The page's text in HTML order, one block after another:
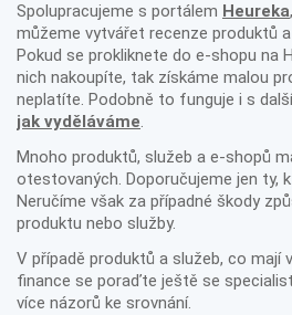
Spolupracujeme s portálem Heureka
můžeme vytvářet recenze produktů
Pokud se prokliknete do e-shopu na
nich nakoupíte, tak získáme malou
neplatíte. Podobně to funguje i s
jak vyděláváme.
Mnoho produktů, služeb a e-shopů
otestovaných. Doporučujeme jen ty,
Neručíme však za případné škody
produktu nebo služby.
V případě produktů a služeb, co mají
finance se poraďte ještě se
více názorů ke srovnání.